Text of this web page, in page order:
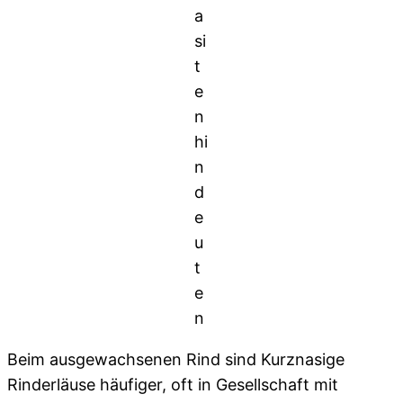
a
si
t
e
n
hi
n
d
e
u
t
e
n
Beim ausgewachsenen Rind sind Kurznasige
Rinderläuse häufiger, oft in Gesellschaft mit